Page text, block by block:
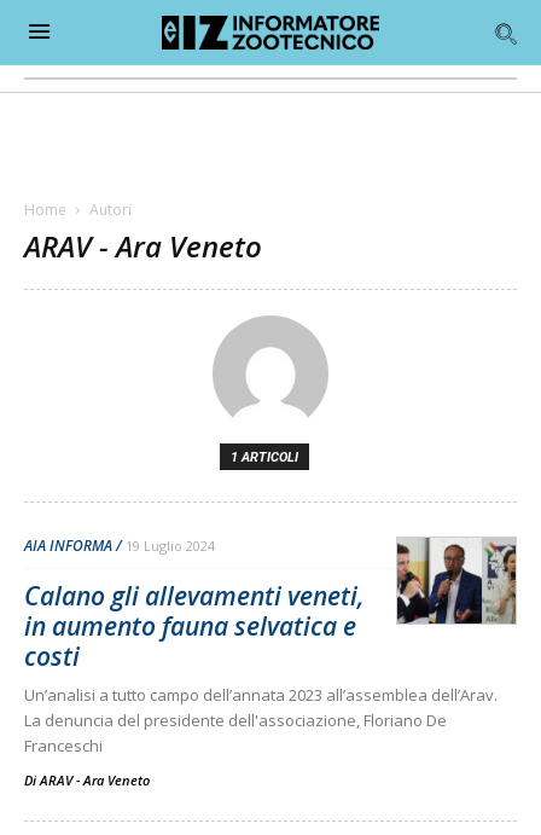
Home Autori
ARAV - Ara Veneto
1 ARTICOLI
AIA INFORMA 19 Luglio 2024
Calano gli allevamenti veneti,
in aumento fauna selvatica e
costi
Un’analisi a tutto campo dell’annata 2023 all’assemblea dell’Arav.
La denuncia del presidente dell'associazione, Floriano De
Franceschi
DiARAV - Ara Veneto